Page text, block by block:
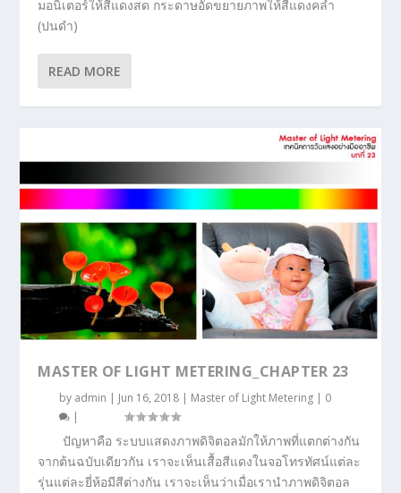
มอนิเตอร์ให้สีแดงสด กระดาษอัดขยายภาพให้สีแดงคล้ำ
(ปนดำ)
READ MORE
MASTER OF LIGHT METERING_CHAPTER 23
by admin | Jun 16, 2018 | Master of Light Metering | 0
|
ปัญหาคือ ระบบแสดงภาพดิจิตอลมักให้ภาพที่แตกต่างกัน
จากต้นฉบับเดียวกัน เราจะเห็นเสื้อสีแดงในจอโทรทัศน์แต่ละ
รุ่นแต่ละยี่ห้อมีสีต่างกัน เราจะเห็นว่าเมื่อเรานำภาพดิจิตอล